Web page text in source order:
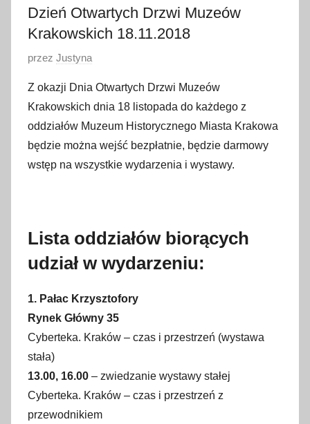
Dzień Otwartych Drzwi Muzeów
Krakowskich 18.11.2018
O
u
b
l
i
k
3
ź
d
z
i
e
przez Justyna
Z okazji Dnia Otwartych Drzwi Muzeów
Krakowskich dnia 18 listopada do każdego z
oddziałów Muzeum Historycznego Miasta Krakowa
będzie można wejść bezpłatnie, będzie darmowy
wstęp na wszystkie wydarzenia i wystawy.
Lista oddziałów biorących
udział w wydarzeniu:
1. Pałac Krzysztofory
Rynek Główny 35
Cyberteka. Kraków – czas i przestrzeń (wystawa
stała)
13.00, 16.00 – zwiedzanie wystawy stałej
Cyberteka. Kraków – czas i przestrzeń z
przewodnikiem